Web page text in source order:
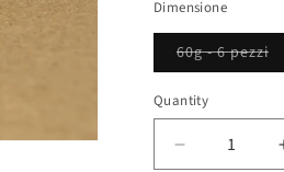
Dimensione
60g - 6 pezzi
Quantity
Decrease